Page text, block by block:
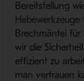
Bereitstellung
Brechmäntel
wir die
effizient zu
man vertrauen